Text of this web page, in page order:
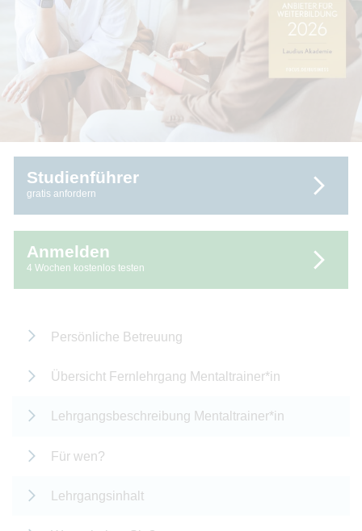
Studienführer
gratis anfordern
Anmelden
4 Wochen kostenlos testen
Persönliche Betreuung
Übersicht Fernlehrgang Mentaltrainer*in
Lehrgangsbeschreibung Mentaltrainer*in
Für wen?
Lehrgangsinhalt